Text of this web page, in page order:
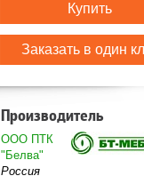
Купить
Заказать в один
Производитель
ООО ПТК
"Белва"
Россия